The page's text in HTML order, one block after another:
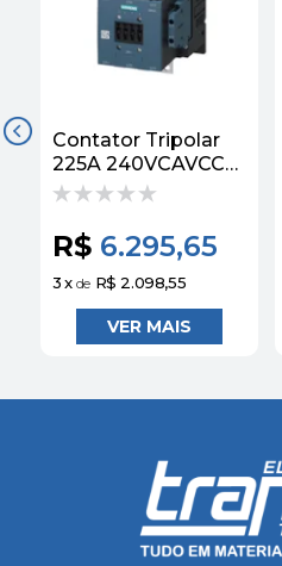
Contator Tripolar
225A 240VCAVCC
50/60HZ 2NA+2NF
Siemens
R$ 6.295,65
3x de R$ 2.098,55